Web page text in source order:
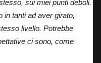
sui miei punti deboli.
in tanti ad aver girato,
livello. Potrebbe
ci sono, come